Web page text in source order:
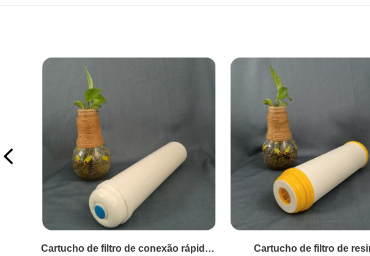
Cartucho de filtro de resina Cartucho de filtro UDF